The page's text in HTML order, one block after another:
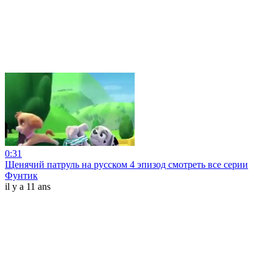
0:31
Щенячий патруль на русском 4 эпизод смотреть все серии
Фунтик
il y a 11 ans